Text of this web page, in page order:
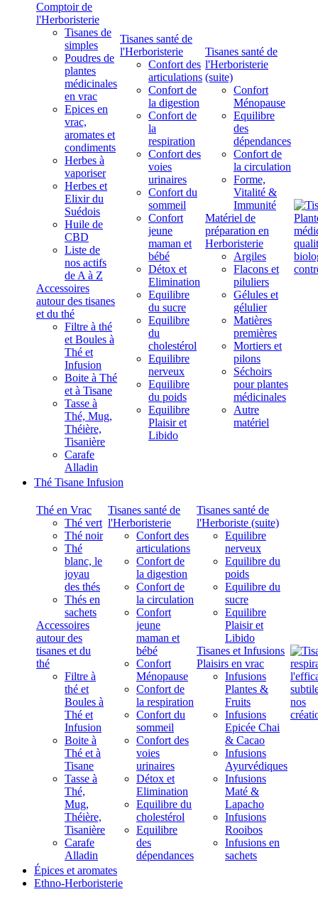
Comptoir de
l'Herboristerie
Tisanes de
simples
Poudres de
plantes
médicinales
en vrac
Epices en
vrac,
aromates et
condiments
Herbes à
vaporiser
Herbes et
Elixir du
Suédois
Huile de
CBD
Liste de
nos actifs
de A à Z
Accessoires
autour des tisanes
et du thé
Filtre à thé
et Boules à
Thé et
Infusion
Boite à Thé
et à Tisane
Tasse à
Thé, Mug,
Théière,
Tisanière
Carafe
Alladin
Tisanes santé de
l'Herboristerie
Confort des
articulations
Confort de
la digestion
Confort de
la
respiration
Confort des
voies
urinaires
Confort du
sommeil
Confort
jeune
maman et
bébé
Détox et
Elimination
Equilibre
du sucre
Equilibre
du
cholestérol
Equilibre
nerveux
Equilibre
du poids
Equilibre
Plaisir et
Libido
Tisanes santé de
l'Herboristerie
(suite)
Confort
Ménopause
Equilibre
des
dépendances
Confort de
la circulation
Forme,
Vitalité &
Immunité
Matériel de
préparation en
Herboristerie
Argiles
Flacons et
piluliers
Gélules et
gélulier
Matières
premières
Mortiers et
pilons
Séchoirs
pour plantes
médicinales
Autre
matériel
Thé Tisane Infusion
Thé en Vrac
Thé vert
Thé noir
Thé
blanc, le
joyau
des thés
Thés en
sachets
Accessoires
autour des
tisanes et du
thé
Filtre à
thé et
Boules à
Thé et
Infusion
Boite à
Thé et à
Tisane
Tasse à
Thé,
Mug,
Théière,
Tisanière
Carafe
Alladin
Tisanes santé de
l'Herboristerie
Confort des
articulations
Confort de
la digestion
Confort de
la circulation
Confort
jeune
maman et
bébé
Confort
Ménopause
Confort de
la respiration
Confort du
sommeil
Confort des
voies
urinaires
Détox et
Elimination
Equilibre du
cholestérol
Equilibre
des
dépendances
Tisanes santé de
l'Herboriste (suite)
Equilibre
nerveux
Equilibre du
poids
Equilibre du
sucre
Equilibre
Plaisir et
Libido
Tisanes et Infusions
Plaisirs en vrac
Infusions
Plantes &
Fruits
Infusions
Epicée Chai
& Cacao
Infusions
Ayurvédiques
Infusions
Maté &
Lapacho
Infusions
Rooibos
Infusions en
sachets
Épices et aromates
Ethno-Herboristerie